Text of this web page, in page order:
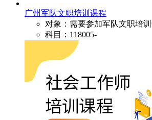
广州军队文职培训课程
对象：需要参加军队文职培
科目：118005-